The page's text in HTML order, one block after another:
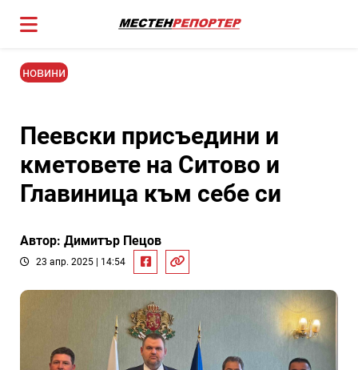
новини
Пеевски присъедини и
кметовете на Ситово и
Главиница към себе си
Автор: Димитър Пецов
23 апр. 2025 | 14:54